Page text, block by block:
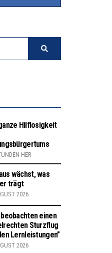
Hilflosigkeit
HER
wächst, was
trägt
2026
beobachten einen
Sturzflug
Lernleistungen”
2026